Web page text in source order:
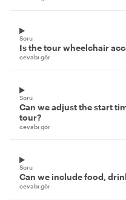
Soru
Is the tour wheelchair
cevabı gör
Soru
Can we adjust the start
tour?
cevabı gör
Soru
Can we include food,
cevabı gör